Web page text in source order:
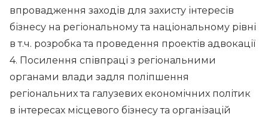
впровадження заходів для захисту інтересів
бізнесу на регіональному та національному рівні
в т.ч. розробка та проведення проектів адвокації
4. Посилення співпраці з регіональними
органами влади задля поліпшення
регіональних та галузевих економічних політик
в інтересах місцевого бізнесу та організацій